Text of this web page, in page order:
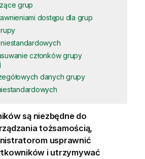
grup
dostępu dla grup
członków grupy
danych grupy
są niezbędne do
tożsamością,
usprawnić
i utrzymywać